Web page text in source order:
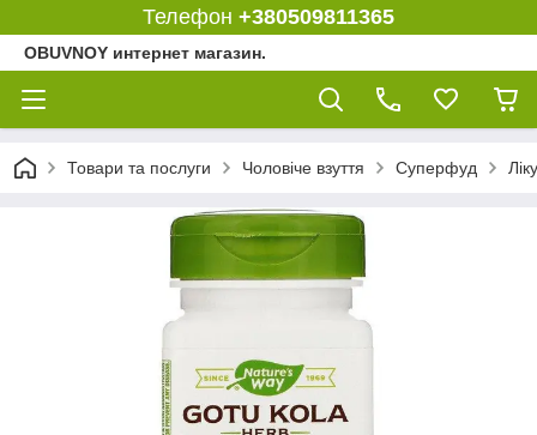
Телефон +380509811365
OBUVNOY интернет магазин.
Товари та послуги Чоловіче взуття Суперфуд